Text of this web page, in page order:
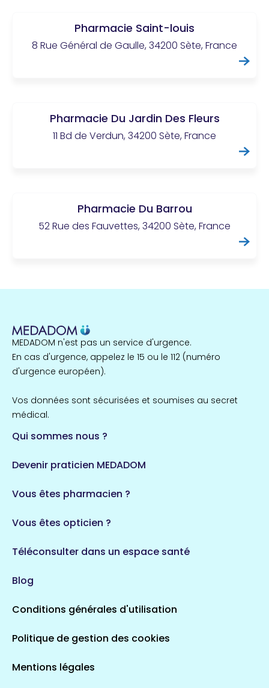
Pharmacie Saint-louis
8 Rue Général de Gaulle, 34200 Sète, France
Pharmacie Du Jardin Des Fleurs
11 Bd de Verdun, 34200 Sète, France
Pharmacie Du Barrou
52 Rue des Fauvettes, 34200 Sète, France
MEDADOM n'est pas un service d'urgence.
En cas d'urgence, appelez le 15 ou le 112 (numéro
d'urgence européen).
Vos données sont sécurisées et soumises au secret
médical.
Qui sommes nous ?
Devenir praticien MEDADOM
Vous êtes pharmacien ?
Vous êtes opticien ?
Téléconsulter dans un espace santé
Blog
Conditions générales d'utilisation
Politique de gestion des cookies
Mentions légales